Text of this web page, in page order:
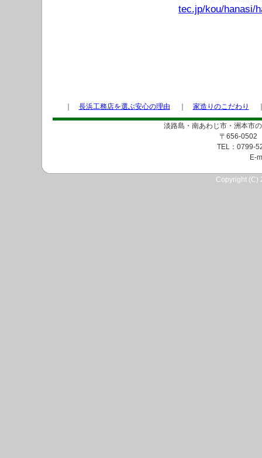
tec.jp/kou/hanasi/
長浜工務店を選ぶ安心の理由 家造りのこだわり
淡路島・南あわじ市・洲本市
〒656-0502
TEL：0799-
E-
Copyright (C)